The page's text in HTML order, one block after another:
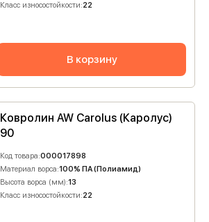
Класс износостойкости:22
В корзину
Ковролин AW Carolus (Каролус)
90
Код товара:000017898
Материал ворса:100% ПА (Полиамид)
Высота ворса (мм):13
Класс износостойкости:22